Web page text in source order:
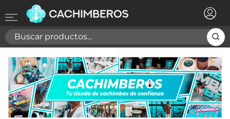
Registrarse ×
Necesitas hacer login para guardar productos en tu
lista de deseos
Cancelar Registrarse